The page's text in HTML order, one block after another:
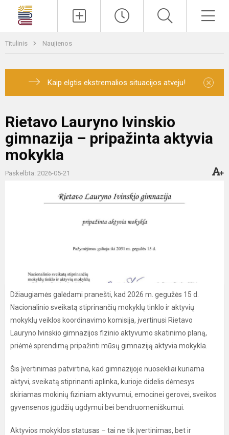
Titulinis Naujienos
Kaip elgtis ekstremalios situacijos atveju! ×
Rietavo Lauryno Ivinskio
gimnazija – pripažinta aktyvia
mokykla
Paskelbta: 2026-05-21
Džiaugiamės galėdami pranešti, kad 2026 m. gegužės 15 d.
Nacionalinio sveikatą stiprinančių mokyklų tinklo ir aktyvių
mokyklų veiklos koordinavimo komisija, įvertinusi Rietavo
Lauryno Ivinskio gimnazijos fizinio aktyvumo skatinimo planą,
priėmė sprendimą pripažinti mūsų gimnaziją aktyvia mokykla.
Šis įvertinimas patvirtina, kad gimnazijoje nuosekliai kuriama
aktyvi, sveikatą stiprinanti aplinka, kurioje didelis dėmesys
skiriamas mokinių fiziniam aktyvumui, emocinei gerovei, sveikos
gyvensenos įgūdžių ugdymui bei bendruomeniškumui.
Aktyvios mokyklos statusas – tai ne tik įvertinimas, bet ir